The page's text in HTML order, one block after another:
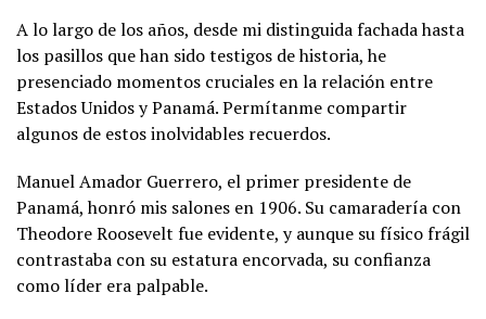
A lo largo de los años, desde mi distinguida fachada hasta
los pasillos que han sido testigos de historia, he
presenciado momentos cruciales en la relación entre
Estados Unidos y Panamá. Permítanme compartir
algunos de estos inolvidables recuerdos.
Manuel Amador Guerrero, el primer presidente de
Panamá, honró mis salones en 1906. Su camaradería con
Theodore Roosevelt fue evidente, y aunque su físico frágil
contrastaba con su estatura encorvada, su confianza
como líder era palpable.